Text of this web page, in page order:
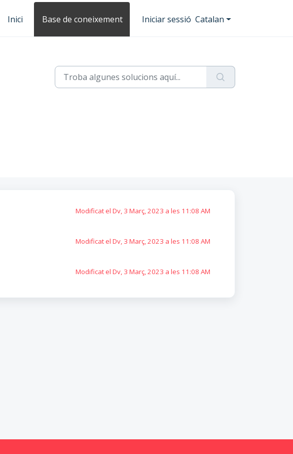
Inici
Base de coneixement Iniciar sessió Catalan
Modificat el Dv, 3 Març, 2023 a les 11:08 AM
Modificat el Dv, 3 Març, 2023 a les 11:08 AM
Modificat el Dv, 3 Març, 2023 a les 11:08 AM